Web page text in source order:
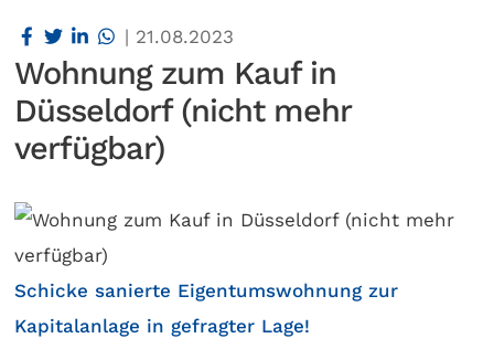
| 21.08.2023
Wohnung zum Kauf in
Düsseldorf (nicht mehr
verfügbar)
Schicke sanierte Eigentumswohnung zur
Kapitalanlage in gefragter Lage!